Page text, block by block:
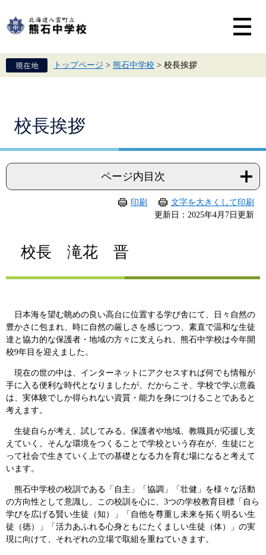
ジ
頭
で
す。
ュ
飛
ば
し
トップページ > 熊石中学校 > 校長挨拶
校長挨拶
ページ内目次
印刷
文字を大きくして印刷
更新日：2025年4月7日更新
校長 滝花 晋
日本海を望む眺めの良い高台に位置する学び舎にて、日々自然の
豊かさに包まれ、時に自然の厳しさを感じつつ、素直で温和な生徒
達と協力的な保護者・地域の方々に支えられ、熊石中学校は今年開
校9年目を迎えました。
現在の世の中は、インターネットにアクセスすれば何でも情報が
手に入る便利な時代となりましたが、だからこそ、学校で学ぶ意義
は、実体験でしか得られない資質・能力を身につけることであると
考えます。
生徒自らが考え、試してみる。保護者や地域、教職員が応援し支
えていく。そんな環境をつくることで学校という存在が、生徒にと
って社会で生きていく上での基礎となる力を育む場になると考えて
います。
熊石中学校の校訓である「自主」「協調」「壮健」を様々な活動
の方向性として意識し、この校訓を心に、3つの学校教育目標「自ら
学びを広げる賢い生徒（知）」「自他を尊重し未来を拓く明るい生
徒（徳）」「活力あふれる心身ともにたくましい生徒（体）」の実
現に向けて、それぞれの立場で取組を重ねていきます。